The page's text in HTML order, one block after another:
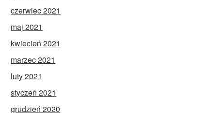
czerwiec 2021
maj 2021
kwiecień 2021
marzec 2021
luty 2021
styczeń 2021
grudzień 2020